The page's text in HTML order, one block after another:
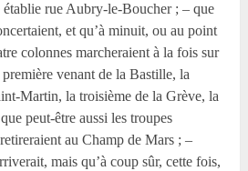
établie rue Aubry-le-Boucher ; – que
et qu’à minuit, ou au point
colonnes marcheraient à la fois sur
venant de la Bastille, la
Martin, la troisième de la Grève, la
peut-être aussi les troupes
au Champ de Mars ; –
mais qu’à coup sûr, cette fois,